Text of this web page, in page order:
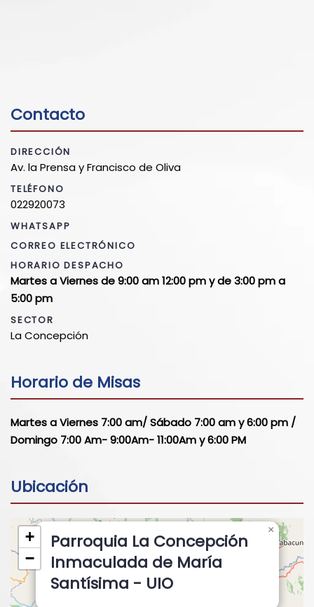
Contacto
DIRECCIÓN
Av. la Prensa y Francisco de Oliva
TELÉFONO
022920073
WHATSAPP
CORREO ELECTRÓNICO
HORARIO DESPACHO
Martes a Viernes de 9:00 am 12:00 pm y de 3:00 pm a
5:00 pm
SECTOR
La Concepción
Horario de Misas
Martes a Viernes 7:00 am/ Sábado 7:00 am y 6:00 pm /
Domingo 7:00 Am- 9:00Am- 11:00Am y 6:00 PM
Ubicación
Parroquia La Concepción
Inmaculada de María
Santísima - UIO
×
+
−